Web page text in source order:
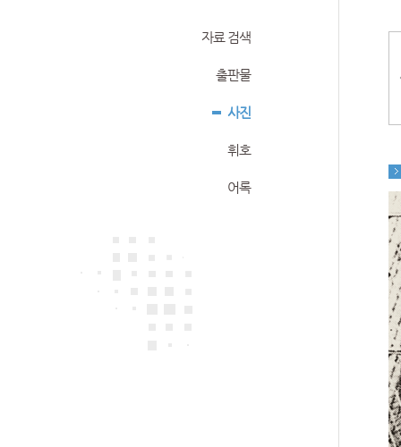
자료 검색
출판물
사진
휘호
어록